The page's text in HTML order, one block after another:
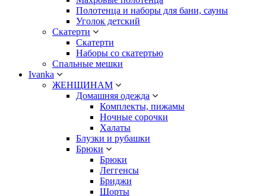
Полотенца и наборы для бани, сауны
Уголок детский
Скатерти
Скатерти
Наборы со скатертью
Спальные мешки
Ivanka
ЖЕНЩИНАМ
Домашняя одежда
Комплекты, пижамы
Ночные сорочки
Халаты
Блузки и рубашки
Брюки
Брюки
Леггенсы
Бриджи
Шорты